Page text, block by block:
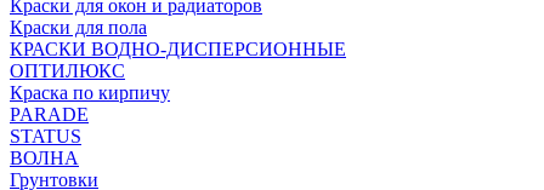
Краски для окон и радиаторов
Краски для пола
КРАСКИ ВОДНО-ДИСПЕРСИОННЫЕ
ОПТИЛЮКС
Краска по кирпичу
PARADE
STATUS
ВОЛНА
Грунтовки